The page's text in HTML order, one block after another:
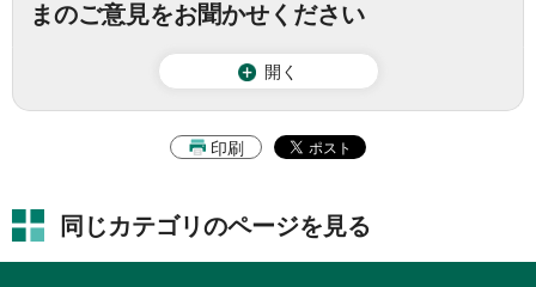
まのご意見をお聞かせください
開く
印刷
同じカテゴリのページを見る